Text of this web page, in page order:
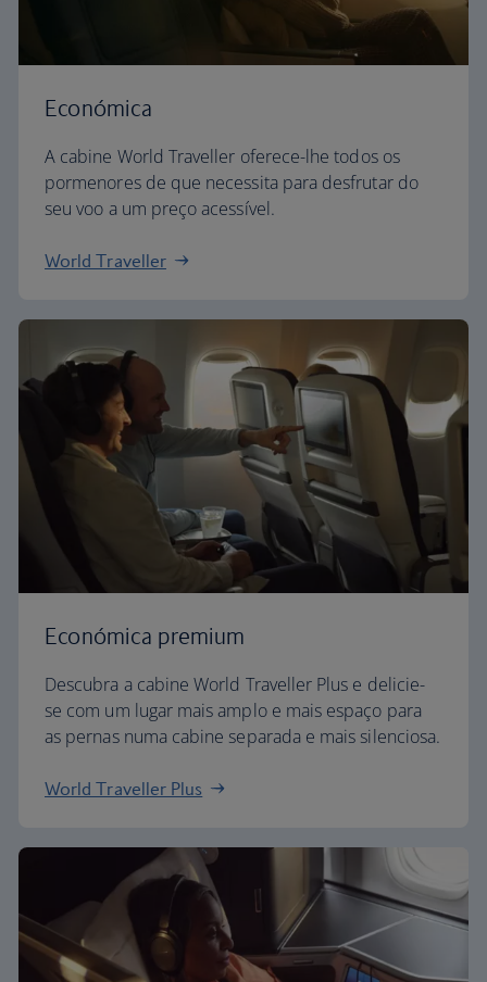
Económica
A cabine World Traveller oferece-lhe todos os
pormenores de que necessita para desfrutar do
seu voo a um preço acessível.
World Traveller
Económica premium
Descubra a cabine World Traveller Plus e delicie-
se com um lugar mais amplo e mais espaço para
as pernas numa cabine separada e mais silenciosa.
World Traveller Plus